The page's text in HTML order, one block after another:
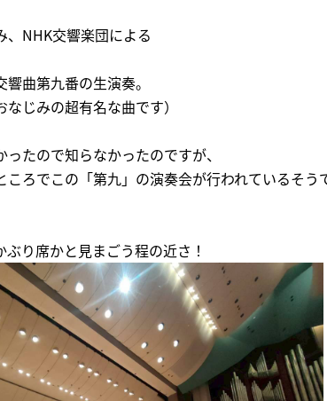
、NHK交響楽団による
曲第九番の生演奏。
なじみの超有名な曲です）
たので知らなかったのですが、
ころでこの「第九」の演奏会が行われているそう
り席かと見まごう程の近さ！